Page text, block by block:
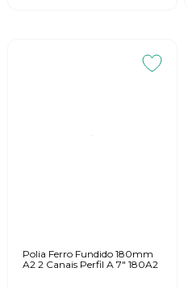
Polia Ferro Fundido 180mm
A2 2 Canais Perfil A 7" 180A2